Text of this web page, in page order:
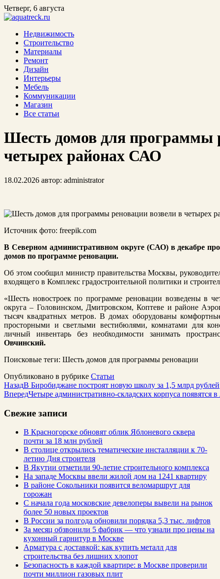
Четверг, 6 августа
Недвижимость
Строительство
Материалы
Ремонт
Дизайн
Интерьеры
Мебель
Коммуникации
Магазин
Все статьи
Шесть домов для программы
четырех районах САО
18.02.2026 автор: administrator
Источник фото: freepik.com
В Северном административном округе (САО) в декабре
домов по программе реновации.
Об этом сообщил министр правительства Москвы,
входящего в Комплекс градостроительной политики и
«Шесть новостроек по программе реновации возведены в
округа – Головинском, Дмитровском, Коптеве и районе
тысяч квадратных метров. В домах оборудованы
просторными и светлыми вестибюлями, комнатами для
личный инвентарь без необходимости занимать
Овчинский.
Поисковые теги: Шесть домов для программы реновации
Опубликовано в рубрике Статьи
НазадВ Биробиджане построят новую школу за 1,5 млрд рублей
ВпередЧетыре административно-складских корпуса появятся
Свежие записи
В Красногорске обновят облик Яблоневого сквера
почти за 18 млн рублей
В столице открылись тематические инсталляции к 70-
летию Дня строителя
В Якутии отметили 90-летие строительного комплекса
На западе Москвы ввели жилой дом на 1241 квартиру
В районе Сокольники появится веломаршрут для
горожан
С начала года московские девелоперы вывели на рынок
более 50 новых проектов
В России за полгода обновили порядка 5,3 тыс. лифтов
За месяц обзвонили 5 фабрик — что узнали про цены на
кухонный гарнитур в Москве
Арматура с доставкой: как купить металл для
строительства без лишних хлопот
Безопасность в каждой квартире: в Москве проверили
почти миллион газовых плит